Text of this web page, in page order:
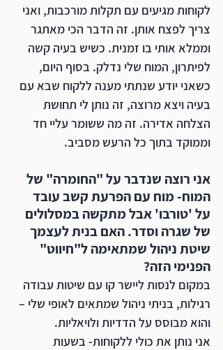
לקוחות מגיעים עם תקלות מורכבות, ואני
צריך לפצח אותן. זה הדבר הכי מאתגר
וממלא אותי בו זמנית. כשיש בעיה קשה
לפיתרון, המוח שלי נדלק. בסוף היום,
כשאני יודע שנתתי מענה ללקוח שבא עם
בעיה ויצא מרוצה, זה נותן לי תחושת
הצלחה אדירה. זה מה ששומר עליי חד
וממוקד בתוך כל הרעש מסביב.
אני רוצה שנדבר על "החומרה" של
המוח- מוח עם הפרעת קשב עובד
על 'טורבו' אבל מתקשה במסלולים
של שגרה וסדר. האם בנית לעצמך
שיטת ניהול שמתאימה ל"חיווט"
הפנימי הזה?
במקום לנסות ליישר קו עם שיטות עבודה
רגילות, בניתי ניהול שמתאים לאופי שלי –
והוא מבוסס על הדדיות ולויאליות.
אני נותן את כולי ללקוחות- בשעות